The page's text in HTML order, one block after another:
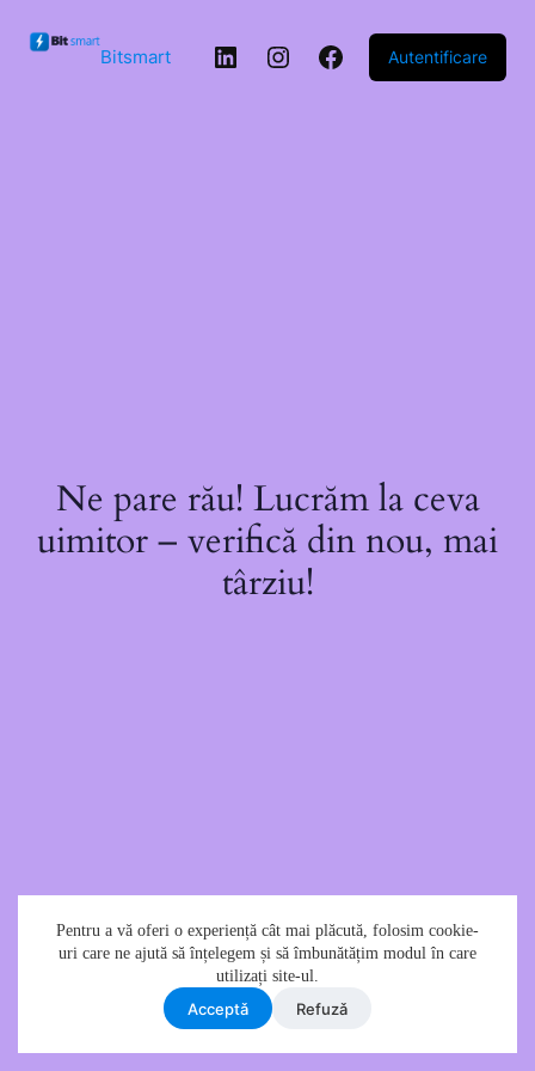
conținut
Pentru a vă oferi o experiență cât mai plăcută, folosim cookie-
uri care ne ajută să înțelegem și să îmbunătățim modul în care
utilizați site-ul.
Acceptǎ Refuzǎ
Bitsmart LinkedInInstagram
Facebook
Autentificare
Ne pare rău! Lucrăm la ceva
uimitor – verifică din nou, mai
târziu!